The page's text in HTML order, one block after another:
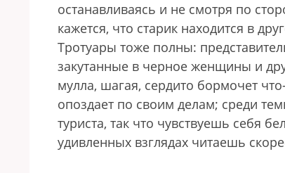
останавливаясь и не смотря по
кажется, что старик находится в
Тротуары тоже полны:
закутанные в черное женщины и
мулла, шагая, сердито бормочет
опоздает по своим делам; среди
туриста, так что чувствуешь себя
удивленных взглядах читаешь